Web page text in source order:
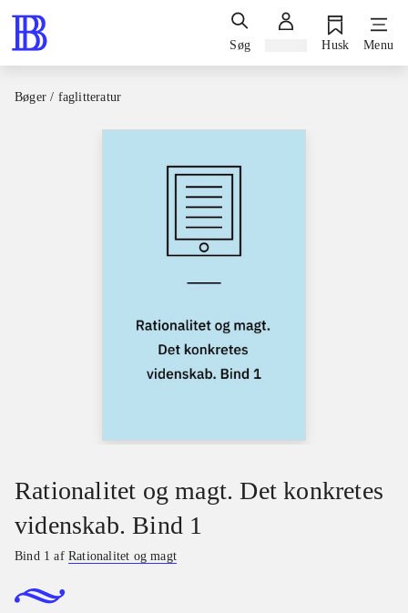
Søg Husk Menu
Bøger / faglitteratur
Rationalitet og magt. Det konkretes
videnskab. Bind 1
Bind 1 afRationalitet og magt